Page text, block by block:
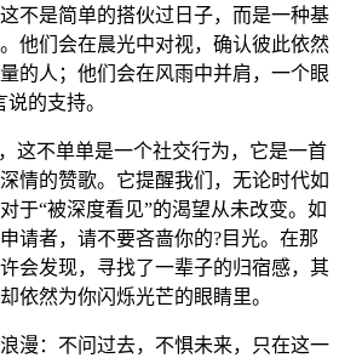
不是简单的搭伙过日子，而是一种基
他们会在晨光中对视，确认彼此依然
的人；他们会在风雨中并肩，一个眼
的支持。
这不单单是一个社交行为，它是一首
情的赞歌。它提醒我们，无论时代如
于“被深度看见”的渴望从未改变。如
请者，请不要吝啬你的?目光。在那
会发现，寻找了一辈子的归宿感，其
依然为你闪烁光芒的眼睛里。
漫：不问过去，不惧未来，只在这一